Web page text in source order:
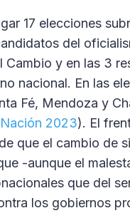
17 elecciones
del
y en las 3
nacional. En las
Fé, Mendoza y
2023). El
que el cambio de
-aunque el
que del
los gobiernos